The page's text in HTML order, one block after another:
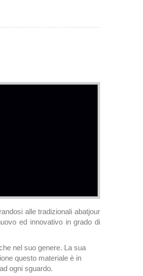
alle tradizionali abatjour
ed innovativo in grado di
nel suo genere. La sua
questo materiale è in
ogni sguardo.